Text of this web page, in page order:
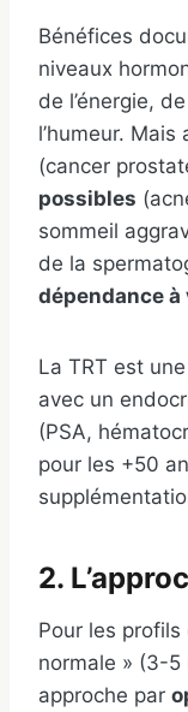
Bénéfices
niveaux
de l’énergie,
l’humeur. Mais
(cancer
possibles
sommeil
de la
dépendance à
La TRT est
avec un
(PSA,
pour les +50
2.
Pour les
normale » (3-5
approche par